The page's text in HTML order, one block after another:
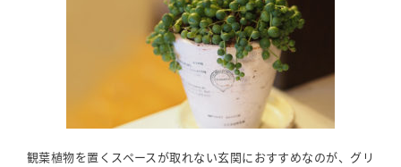
観葉植物を置くスペースが取れない玄関におすすめなのが、グリ